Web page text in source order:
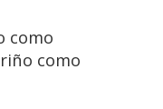
como
como